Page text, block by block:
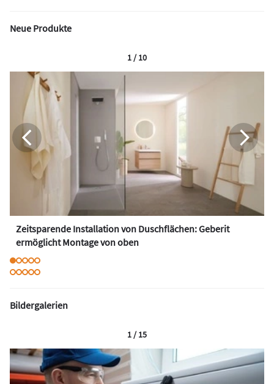
Neue Produkte
Zeitsparende Installation von Duschflächen: Geberit
ermöglicht Montage von oben
1 / 10
Bildergalerien
1 / 15